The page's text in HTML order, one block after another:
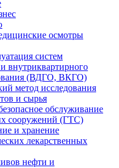
осмотры
систем
внутриквартирного
(ВДГО, ВКГО)
метод исследования
и сырья
обслуживание
сооружений (ГТС)
и хранение
лекарственных
нефти и